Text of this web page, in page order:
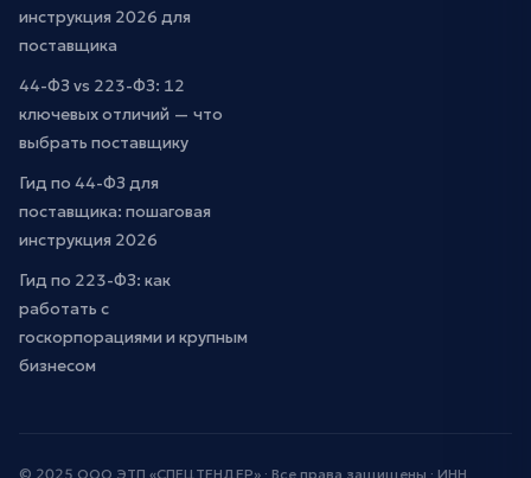
инструкция 2026 для
поставщика
44-ФЗ vs 223-ФЗ: 12
ключевых отличий — что
выбрать поставщику
Гид по 44-ФЗ для
поставщика: пошаговая
инструкция 2026
Гид по 223-ФЗ: как
работать с
госкорпорациями и крупным
бизнесом
© 2025 ООО ЭТП «СПЕЦТЕНДЕР» · Все права защищены · ИНН